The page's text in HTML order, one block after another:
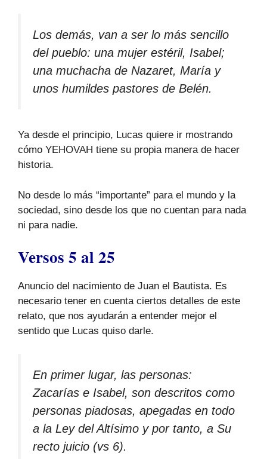
Los demás, van a ser lo más sencillo
del pueblo: una mujer estéril, Isabel;
una muchacha de Nazaret, María y
unos humildes pastores de Belén.
Ya desde el principio, Lucas quiere ir mostrando
cómo YEHOVAH tiene su propia manera de hacer
historia.
No desde lo más “importante” para el mundo y la
sociedad, sino desde los que no cuentan para nada
ni para nadie.
Versos 5 al 25
Anuncio del nacimiento de Juan el Bautista. Es
necesario tener en cuenta ciertos detalles de este
relato, que nos ayudarán a entender mejor el
sentido que Lucas quiso darle.
En primer lugar, las personas:
Zacarías e Isabel, son descritos como
personas piadosas, apegadas en todo
a la Ley del Altísimo y por tanto, a Su
recto juicio (vs 6).